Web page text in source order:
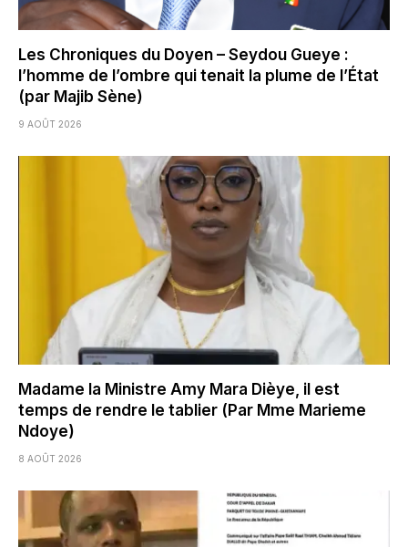
Les Chroniques du Doyen – Seydou Gueye :
l’homme de l’ombre qui tenait la plume de l’État
(par Majib Sène)
9 AOÛT 2026
Madame la Ministre Amy Mara Dièye, il est
temps de rendre le tablier (Par Mme Marieme
Ndoye)
8 AOÛT 2026